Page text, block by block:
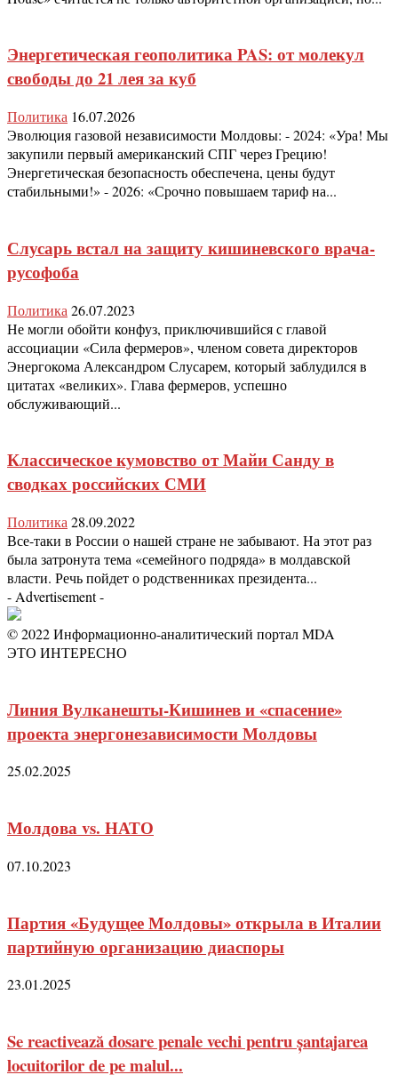
Энергетическая геополитика PAS: от молекул
свободы до 21 лея за куб
Политика 16.07.2026
Эволюция газовой независимости Молдовы: - 2024: «Ура! Мы
закупили первый американский СПГ через Грецию!
Энергетическая безопасность обеспечена, цены будут
стабильными!» - 2026: «Срочно повышаем тариф на...
Слусарь встал на защиту кишиневского врача-
русофоба
Политика 26.07.2023
Не могли обойти конфуз, приключившийся с главой
ассоциации «Сила фермеров», членом совета директоров
Энергокома Александром Слусарем, который заблудился в
цитатах «великих». Глава фермеров, успешно
обслуживающий...
Классическое кумовство от Майи Санду в
сводках российских СМИ
Политика 28.09.2022
Все-таки в России о нашей стране не забывают. На этот раз
была затронута тема «семейного подряда» в молдавской
власти. Речь пойдет о родственниках президента...
- Advertisement -
© 2022 Информационно-аналитический портал MDA
ЭТО ИНТЕРЕСНО
Линия Вулканешты-Кишинев и «спасение»
проекта энергонезависимости Молдовы
25.02.2025
Молдова vs. НАТО
07.10.2023
Партия «Будущее Молдовы» открыла в Италии
партийную организацию диаспоры
23.01.2025
Se reactivează dosare penale vechi pentru șantajarea
locuitorilor de pe malul...